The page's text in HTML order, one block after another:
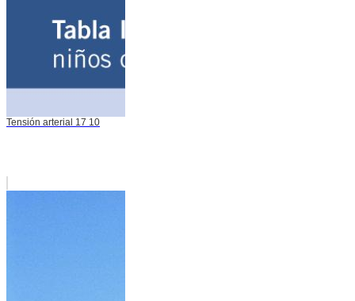
Tensión arterial 17 10